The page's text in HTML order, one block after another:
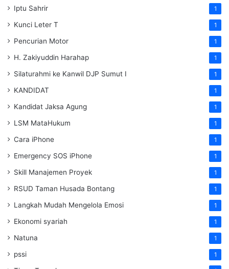
Iptu Sahrir 1
Kunci Leter T 1
Pencurian Motor 1
H. Zakiyuddin Harahap 1
Silaturahmi ke Kanwil DJP Sumut I 1
KANDIDAT 1
Kandidat Jaksa Agung 1
LSM MataHukum 1
Cara iPhone 1
Emergency SOS iPhone 1
Skill Manajemen Proyek 1
RSUD Taman Husada Bontang 1
Langkah Mudah Mengelola Emosi 1
Ekonomi syariah 1
Natuna 1
pssi 1